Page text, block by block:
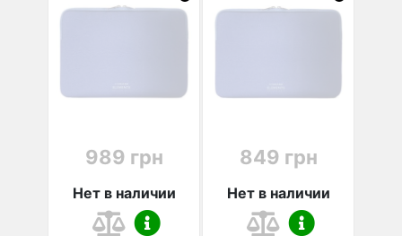
989 грн
Нет в наличии
849 грн
Нет в наличии